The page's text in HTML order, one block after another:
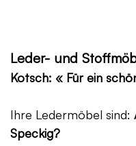
Leder- und
Kotsch: « Für ein
Ihre Ledermöbel sind:
Speckig?